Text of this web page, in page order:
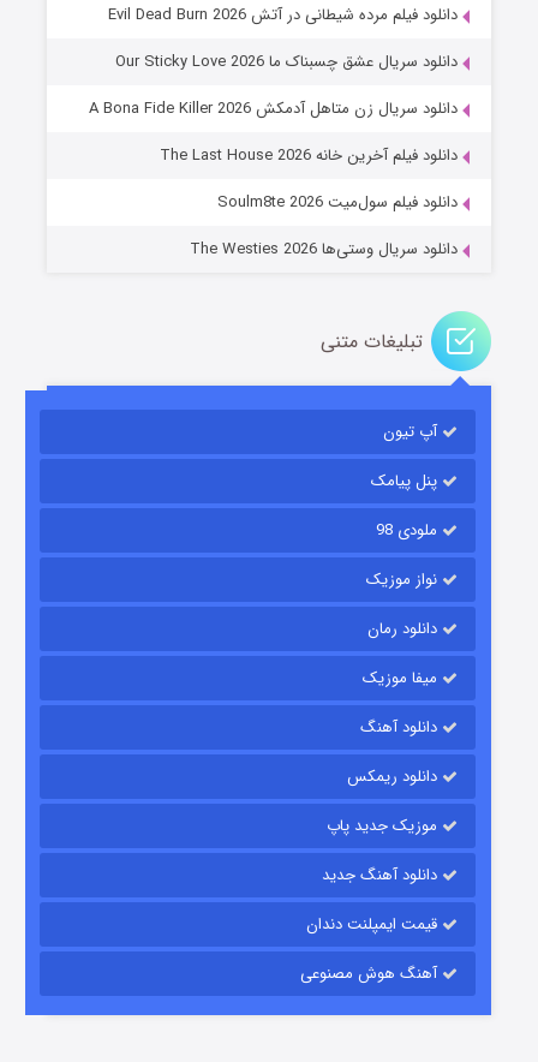
عملیات آپارتمان
قسمت۲ (زیرنویس) منتشر شد
مردگان متحرک: شهر مرده ۳
قسمت
شوگر فصل ۲
دانلود فیلم مرده شیطانی در آتش Evil Dead Burn 2026
دانلود سریال عشق چسبناک ما Our Sticky Love 2026
دانلود سریال زن متاهل آدمکش A Bona Fide Killer 2026
دانلود فیلم آخرین خانه The Last House 2026
دانلود فیلم سول‌میت Soulm8te 2026
دانلود سریال وستی‌ها The Westies 2026
تبلیغات متنی
آپ تیون
پنل پیامک
ملودی 98
نواز موزیک
دانلود رمان
میفا موزیک
دانلود آهنگ
دانلود ریمکس
موزیک جدید پاپ
دانلود آهنگ جدید
قیمت ایمپلنت دندان
آهنگ هوش مصنوعی